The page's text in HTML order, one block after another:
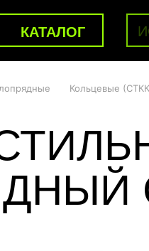
КАТАЛОГ
Кольцевые